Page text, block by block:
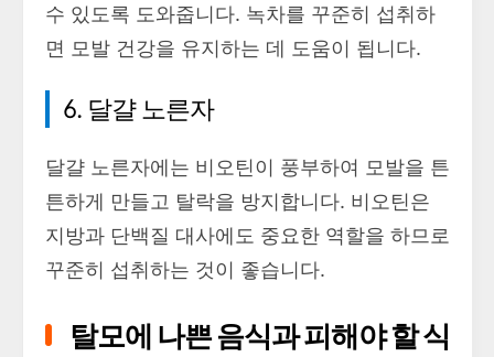
수 있도록 도와줍니다. 녹차를 꾸준히 섭취하
면 모발 건강을 유지하는 데 도움이 됩니다.
6. 달걀 노른자
달걀 노른자에는 비오틴이 풍부하여 모발을 튼
튼하게 만들고 탈락을 방지합니다. 비오틴은
지방과 단백질 대사에도 중요한 역할을 하므로
꾸준히 섭취하는 것이 좋습니다.
탈모에 나쁜 음식과 피해야 할 식